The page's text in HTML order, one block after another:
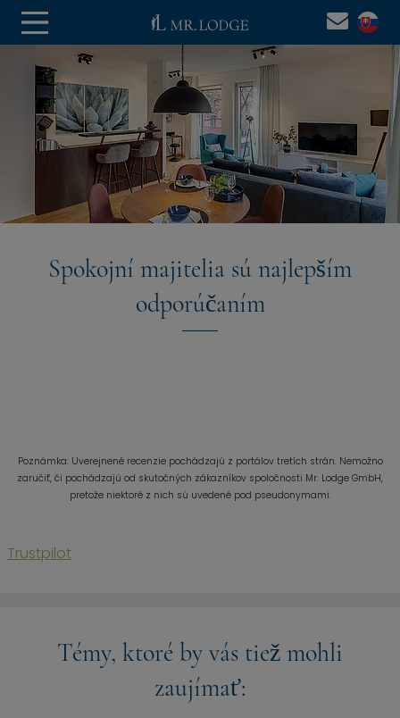
Spokojní majitelia sú najlepším
odporúčaním
Poznámka: Uverejnené recenzie pochádzajú z portálov tretích strán. Nemožno
zaručiť, či pochádzajú od skutočných zákazníkov spoločnosti Mr. Lodge GmbH,
pretože niektoré z nich sú uvedené pod pseudonymami.
Trustpilot
Témy, ktoré by vás tiež mohli
zaujímať: